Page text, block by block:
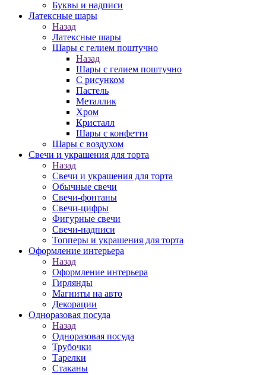
Буквы и надписи
Латексные шары
Назад
Латексные шары
Шары с гелием поштучно
Назад
Шары с гелием поштучно
С рисунком
Пастель
Металлик
Хром
Кристалл
Шары с конфетти
Шары с воздухом
Свечи и украшения для торта
Назад
Свечи и украшения для торта
Обычные свечи
Свечи-фонтаны
Свечи-цифры
Фигурные свечи
Свечи-надписи
Топперы и украшения для торта
Оформление интерьера
Назад
Оформление интерьера
Гирлянды
Магниты на авто
Декорации
Одноразовая посуда
Назад
Одноразовая посуда
Трубочки
Тарелки
Стаканы